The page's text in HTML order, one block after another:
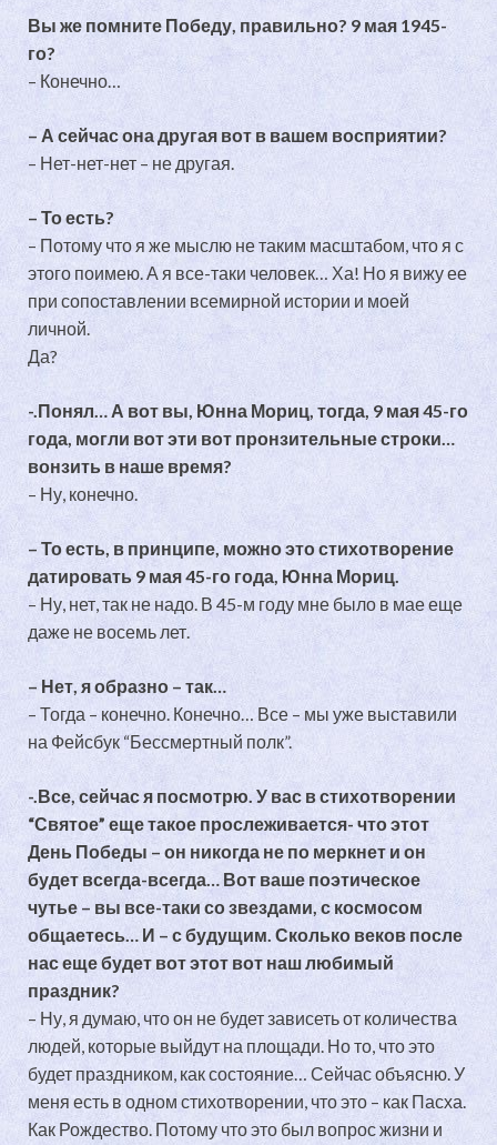
Вы же помните Победу, правильно? 9 мая 1945-
го?
– Конечно…
– А сейчас она другая вот в вашем восприятии?
– Нет-нет-нет – не другая.
– То есть?
– Потому что я же мыслю не таким масштабом, что я с
этого поимею. А я все-таки человек… Ха! Но я вижу ее
при сопоставлении всемирной истории и моей
личной.
Да?
-.Понял… А вот вы, Юнна Мориц, тогда, 9 мая 45-го
года, могли вот эти вот пронзительные строки…
вонзить в наше время?
– Ну, конечно.
– То есть, в принципе, можно это стихотворение
датировать 9 мая 45-го года, Юнна Мориц.
– Ну, нет, так не надо. В 45-м году мне было в мае еще
даже не восемь лет.
– Нет, я образно – так…
– Тогда – конечно. Конечно… Все – мы уже выставили
на Фейсбук “Бессмертный полк”.
-.Все, сейчас я посмотрю. У вас в стихотворении
“Святое” еще такое прослеживается- что этот
День Победы – он никогда не по меркнет и он
будет всегда-всегда… Вот ваше поэтическое
чутье – вы все-таки со звездами, с космосом
общаетесь… И – с будущим. Сколько веков после
нас еще будет вот этот вот наш любимый
праздник?
– Ну, я думаю, что он не будет зависеть от количества
людей, которые выйдут на площади. Но то, что это
будет праздником, как состояние… Сейчас объясню. У
меня есть в одном стихотворении, что это – как Пасха.
Как Рождество. Потому что это был вопрос жизни и